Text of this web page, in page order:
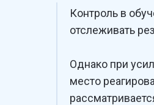
Контроль в
отслеживать
Однако при
место